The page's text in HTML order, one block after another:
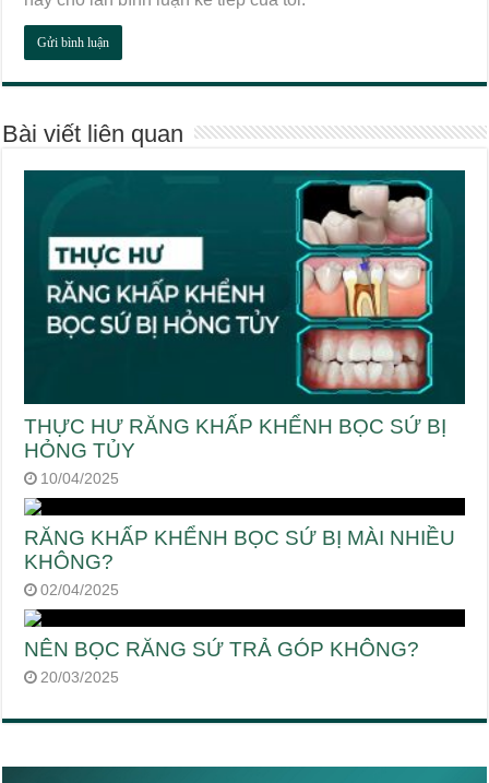
Bài viết liên quan
THỰC HƯ RĂNG KHẤP KHỂNH BỌC SỨ BỊ
HỎNG TỦY
10/04/2025
RĂNG KHẤP KHỂNH BỌC SỨ BỊ MÀI NHIỀU
KHÔNG?
02/04/2025
NÊN BỌC RĂNG SỨ TRẢ GÓP KHÔNG?
20/03/2025